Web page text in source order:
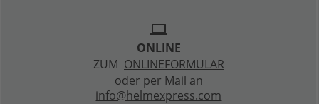
laptop
ONLINE
ZUM ONLINEFORMULAR
oder per Mail an
info@helmexpress.com